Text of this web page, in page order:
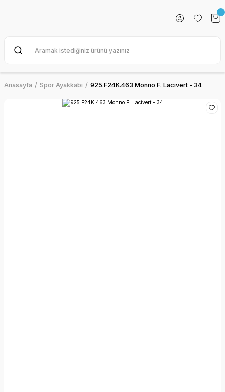
Anasayfa Spor Ayakkabı 925.F24K.463 Monno F. Lacivert - 34